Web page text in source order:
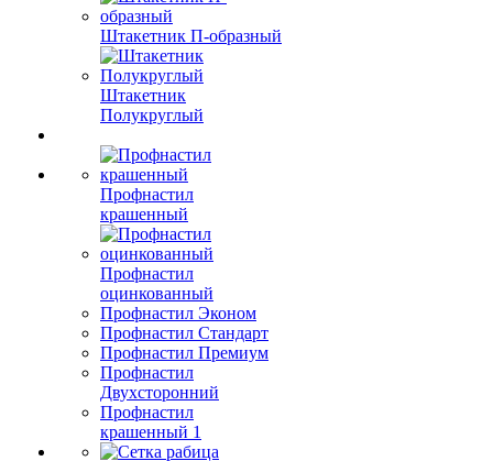
Штакетник П-образный
Штакетник
Полукруглый
Профнастил
крашенный
Профнастил
оцинкованный
Профнастил Эконом
Профнастил Стандарт
Профнастил Премиум
Профнастил
Двухсторонний
Профнастил
крашенный 1